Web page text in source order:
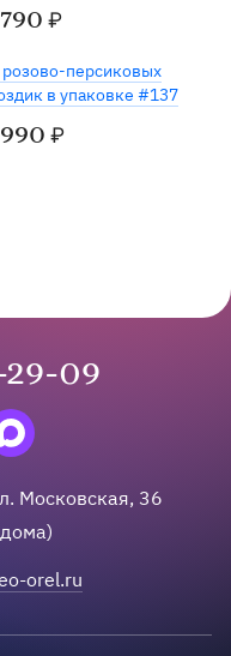
₽
розово-персиковых
в упаковке #137
₽
29-09
на WhatsApp
в Max
Московская, 36
orel.ru